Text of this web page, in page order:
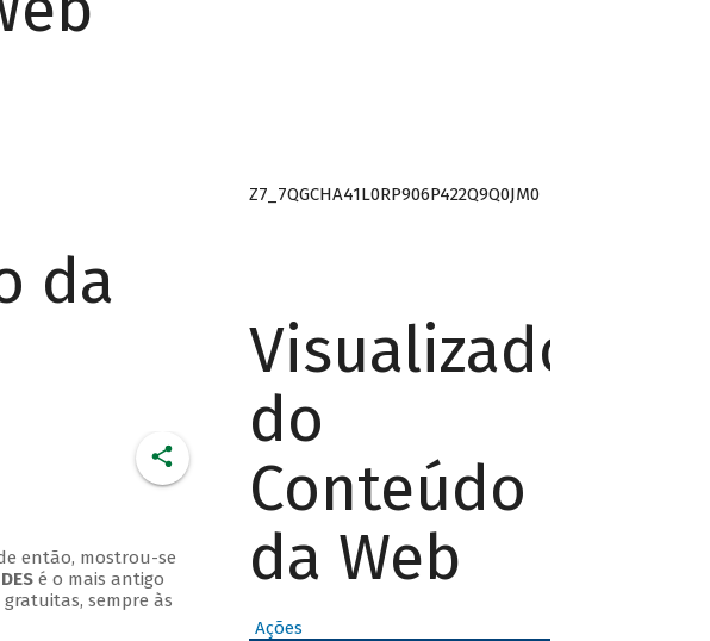
da
então, mostrou-se
é o mais antigo
sempre às
Z7_7QGCHA41L0RP906P422Q9Q0JM0
Visualizador
do
Conteúdo
da Web
Ações